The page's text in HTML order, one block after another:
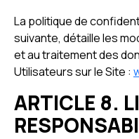
La politique de
suivante, détaille les
et au traitement des
Utilisateurs sur le Site :
ARTICLE 8.